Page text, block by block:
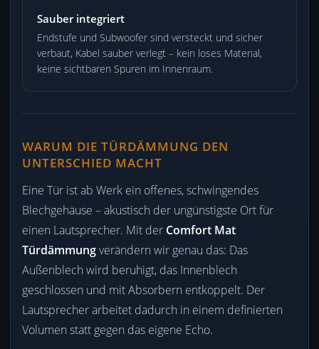
Sauber integriert
Endstufe und Subwoofer sind versteckt und sicher
verbaut, Kabel sauber verlegt – kein loses Material,
keine sichtbaren Spuren im Innenraum.
WARUM DIE TÜRDÄMMUNG DEN
UNTERSCHIED MACHT
Eine Tür ist ab Werk ein offenes, schwingendes
Blechgehäuse – akustisch der ungünstigste Ort für
einen Lautsprecher. Mit der Comfort Mat
Türdämmungverändern wir genau das: Das
Außenblech wird beruhigt, das Innenblech
geschlossen und mit Absorbern entkoppelt. Der
Lautsprecher arbeitet dadurch in einem definierten
Volumen statt gegen das eigene Echo.